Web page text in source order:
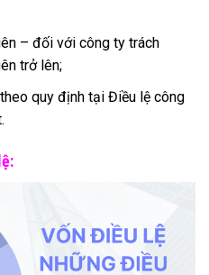
– đối với công ty trách
trở lên;
quy định tại Điều lệ công